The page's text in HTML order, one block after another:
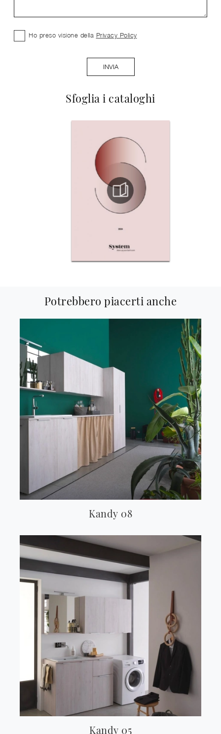
Sfoglia i cataloghi
Ho preso visione della Privacy Policy
INVIA
Potrebbero piacerti anche
Kandy 08
Kandy 05